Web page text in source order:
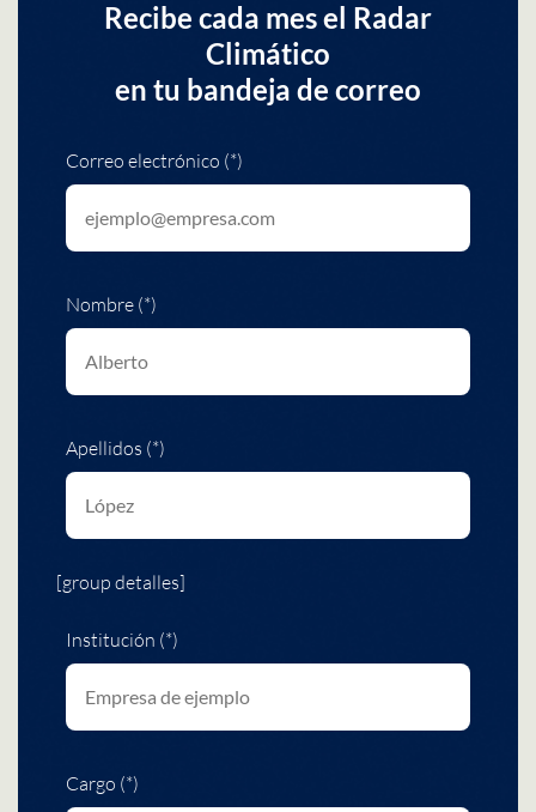
Recibe cada mes el Radar
Climático
en tu bandeja de correo
Correo electrónico (*)
Nombre (*)
Apellidos (*)
[group detalles]
Institución (*)
Cargo (*)